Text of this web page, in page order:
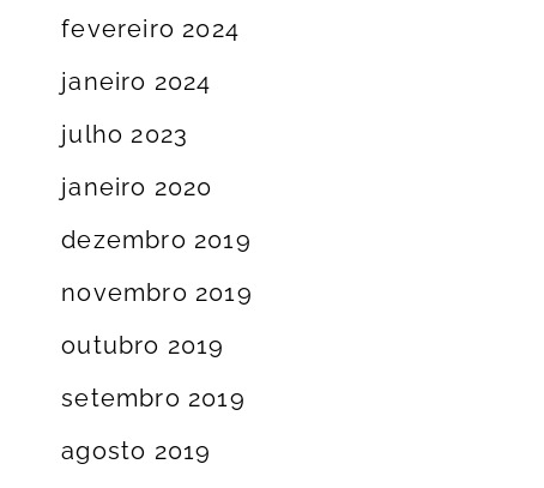
fevereiro 2024
janeiro 2024
julho 2023
janeiro 2020
dezembro 2019
novembro 2019
outubro 2019
setembro 2019
agosto 2019